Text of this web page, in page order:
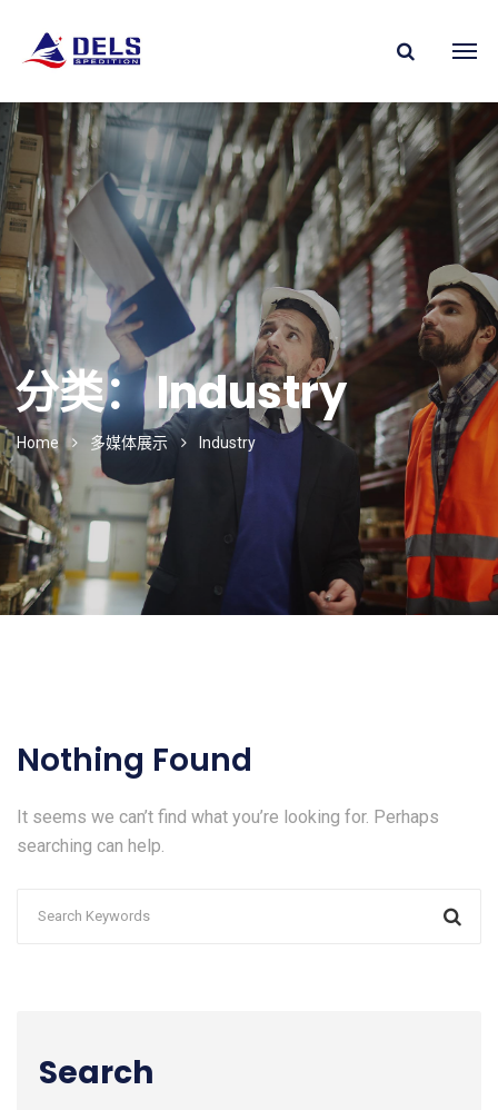
分类：Industry
Home 多媒体展示 Industry
Nothing Found
It seems we can’t find what you’re looking for. Perhaps
searching can help.
Search